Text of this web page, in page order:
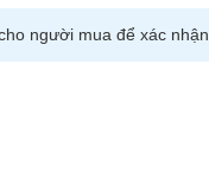
người mua để xác nhận